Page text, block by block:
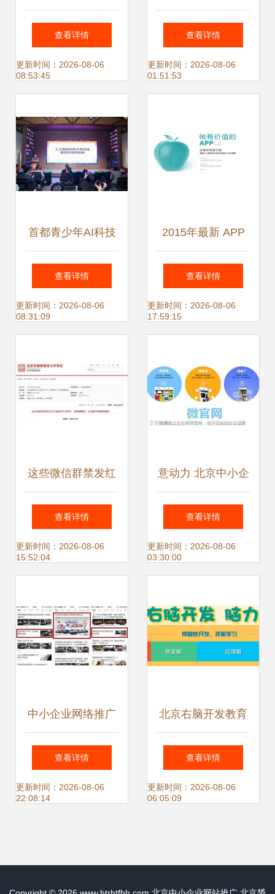
企业网络推广的关
键基石
查看详情
更新时间：2026-08-06
08:53:45
区人工智能企业占
全市六成 北京中小
点
查看详情
更新时间：2026-08-06
01:51:53
首都青少年AI科技
教育实践交流活动
在京启动，“北京中
亮眼配套工程
查看详情
更新时间：2026-08-06
08:31:09
2015年最新 APP
运营推广超级攻略
北京中小企业网站
查看详情
更新时间：2026-08-06
17:59:15
这些微信群禁发红
包…网友 建议全国
推广！北京中小企
查看详情
更新时间：2026-08-06
15:52:04
意动力 北京中小企
业网站推广与品牌
建立的全方位整合
查看详情
更新时间：2026-08-06
03:30:00
中小企业网络推广
广告展现形式与北
京中小企业网站推
查看详情
更新时间：2026-08-06
22:08:14
北京右脑开发教育
加盟品牌探秘 解锁
大脑潜能，助力教
查看详情
更新时间：2026-08-06
06:05:09